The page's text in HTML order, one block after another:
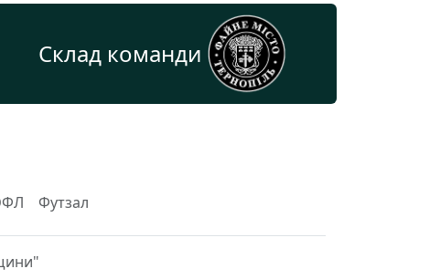
Склад команди
Футзал